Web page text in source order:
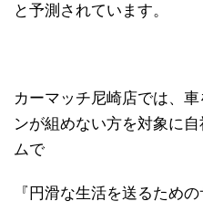
と予測されています。
カーマッチ尼崎店では、
ンが組めない方を対象に
ムで
『円滑な生活を送るための